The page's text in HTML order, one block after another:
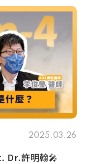
2025.03.26
Dr.許明翰🎤